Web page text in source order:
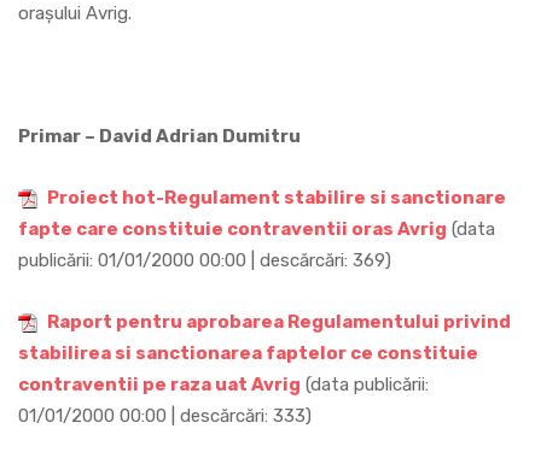
orașului Avrig.
Primar – David Adrian Dumitru
Proiect hot-Regulament stabilire si sanctionare
fapte care constituie contraventii oras Avrig (data
publicării: 01/01/2000 00:00 | descărcări: 369)
Raport pentru aprobarea Regulamentului privind
stabilirea si sanctionarea faptelor ce constituie
contraventii pe raza uat Avrig (data publicării:
01/01/2000 00:00 | descărcări: 333)